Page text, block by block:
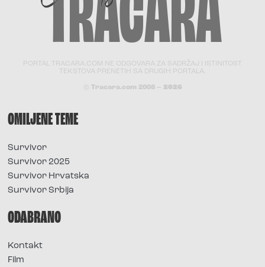
PORTAL TRACARA.COM NE ODGOVARA ZA SADRŽAJ I ISTINITOST
TEKSTOVA PRENETIH SA DRUGIH PORTALA.
© Tracara.com 2008 – 2026
OMILJENE TEME
Survivor
Survivor 2025
Survivor Hrvatska
Survivor Srbija
ODABRANO
Kontakt
Film